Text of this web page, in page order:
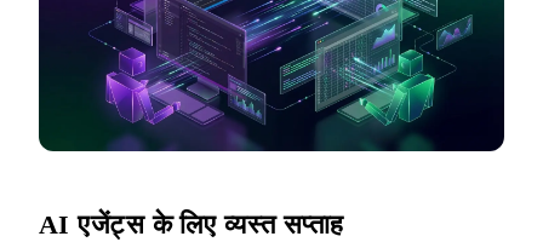
AI एजेंट्स के लिए व्यस्त सप्ताह